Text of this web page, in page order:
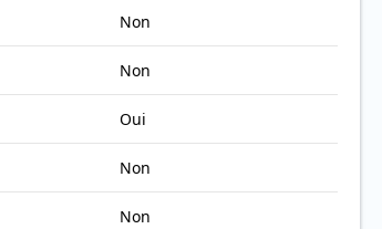
Non
Non
Oui
Non
Non